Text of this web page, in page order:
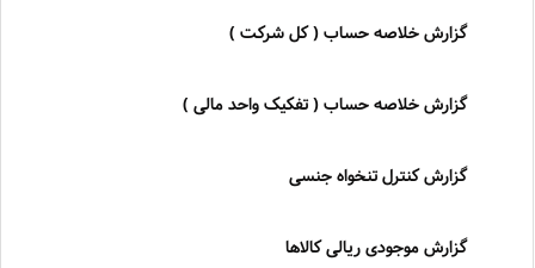
گزارش خلاصه حساب ( کل شرکت )
گزارش خلاصه حساب ( تفکیک واحد مالی )
گزارش کنترل تنخواه جنسی
گزارش موجودی ریالی کالاها